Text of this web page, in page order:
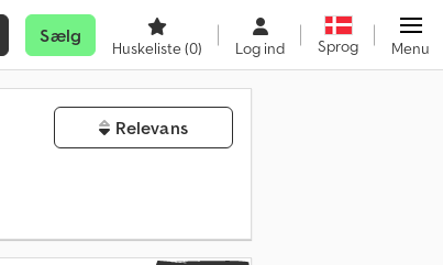
Sælg
Huskeliste(0) Log ind Sprog Menu
Relevans